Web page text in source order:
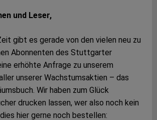
und Leser,
gibt es gerade von den vielen neu zu
Abonnenten des Stuttgarter
erhöhte Anfrage zu unserem
unserer Wachstumsaktien – das
Wir haben zum Glück
drucken lassen, wer also noch kein
hier gerne noch bestellen: